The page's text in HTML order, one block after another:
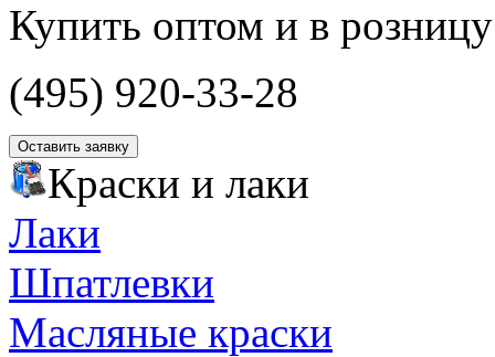
Купить оптом и в розницу
(495) 920-33-28
Оставить заявку
Краски и лаки
Лаки
Шпатлевки
Масляные краски